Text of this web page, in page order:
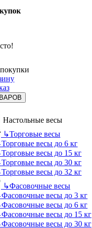
Настольные весы
↳Торговые весы
Торговые весы до 6 кг
Торговые весы до 15 кг
Торговые весы до 30 кг
Торговые весы до 32 кг
↳Фасовочные весы
Фасовочные весы до 3 кг
Фасовочные весы до 6 кг
Фасовочные весы до 15 кг
Фасовочные весы до 30 кг